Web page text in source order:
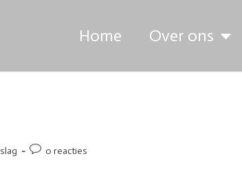
Home Over ons
0 reacties